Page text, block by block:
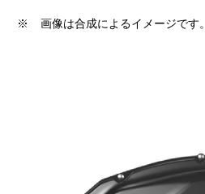
※ 画像は合成によるイメージです。